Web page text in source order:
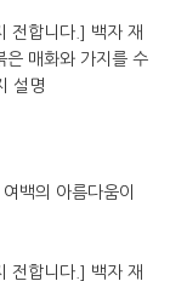
백의 아름다움이